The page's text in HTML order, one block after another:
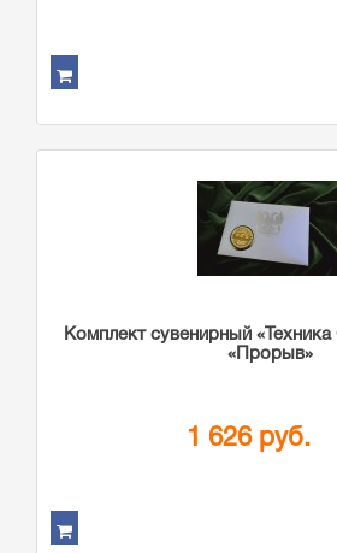
Комплект сувенирный
«Прорыв»
1 626 руб.